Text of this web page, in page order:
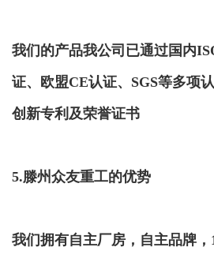
我们的产品我公司已通过国内
证、欧盟CE认证、SGS等多项
创新专利及荣誉证书
5.滕州众友重工的优势
我们拥有自主厂房，自主品牌